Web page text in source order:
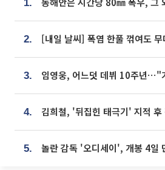
1.
2.
3.
4.
5.